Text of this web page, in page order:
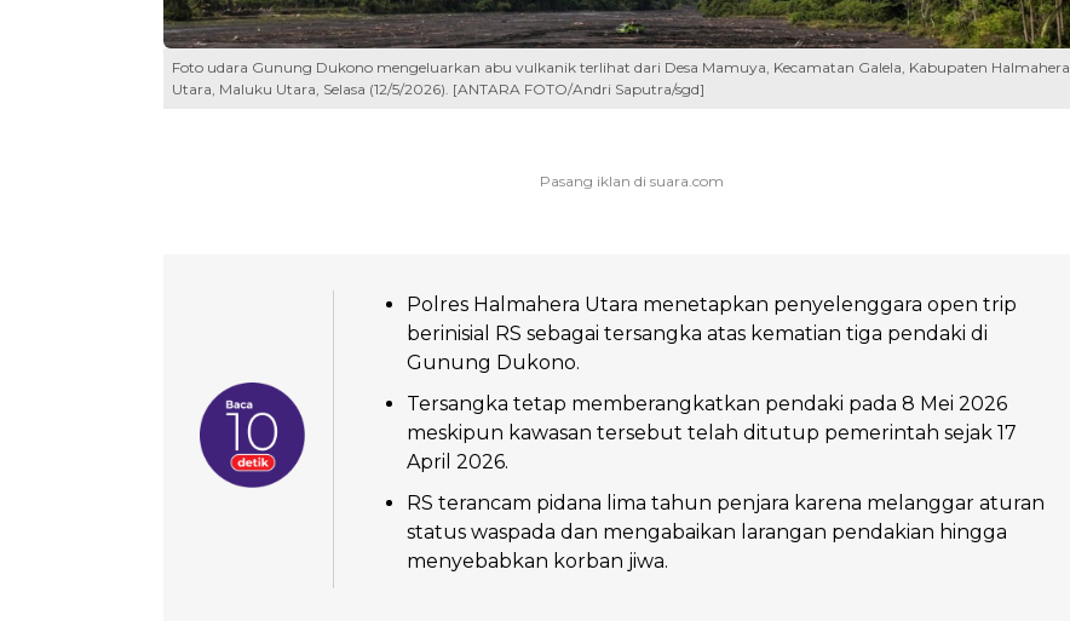
Foto udara Gunung Dukono mengeluarkan abu vulkanik terlihat dari Desa Mamuya, Kecamatan Galela, Kabupaten Halmahera
Utara, Maluku Utara, Selasa (12/5/2026). [ANTARA FOTO/Andri Saputra/sgd]
Polres Halmahera Utara menetapkan penyelenggara open trip
berinisial RS sebagai tersangka atas kematian tiga pendaki di
Gunung Dukono.
Tersangka tetap memberangkatkan pendaki pada 8 Mei 2026
meskipun kawasan tersebut telah ditutup pemerintah sejak 17
April 2026.
RS terancam pidana lima tahun penjara karena melanggar aturan
status waspada dan mengabaikan larangan pendakian hingga
menyebabkan korban jiwa.